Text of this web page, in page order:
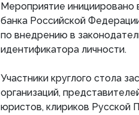
Мероприятие инициировано
банка Российской
по внедрению в
идентификатора личности.
Участники круглого стола
организаций,
юристов, клириков Русской